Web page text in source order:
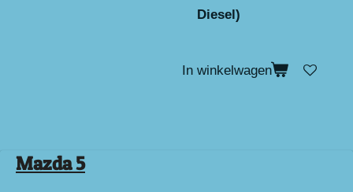
Diesel)
In winkelwagen
Mazda 5